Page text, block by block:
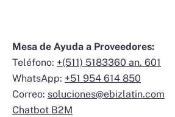
Mesa de Ayuda a Proveedores:
Teléfono: +(511) 5183360 an. 601
WhatsApp: +51 954 614 850
Correo: soluciones@ebizlatin.com
Chatbot B2M